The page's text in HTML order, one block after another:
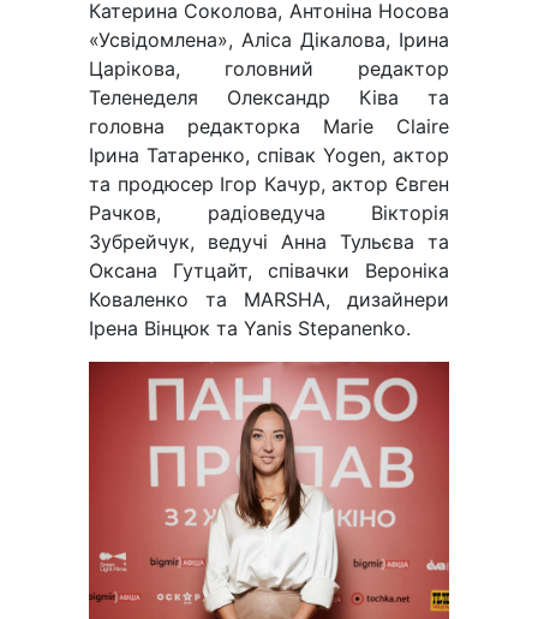
Катерина Соколова, Антоніна Носова
«Усвідомлена», Аліса Дікалова, Ірина
Царікова, головний редактор
Теленеделя Олександр Ківа та
головна редакторка Marie Claire
Ірина Татаренко, співак Yogen, актор
та продюсер Ігор Качур, актор Євген
Рачков, радіоведуча Вікторія
Зубрейчук, ведучі Анна Тульєва та
Оксана Гутцайт, співачки Вероніка
Коваленко та MARSHA, дизайнери
Ірена Вінцюк та Yanis Stepanenko.